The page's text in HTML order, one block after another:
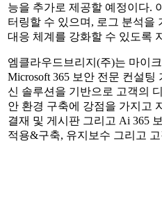
능을 추가로 제공할 예정이다.
터링할 수 있으며, 로그 분석을
대응 체계를 강화할 수 있도록
엠클라우드브리지(주)는 마이
Microsoft 365 보안 전문 컨설
신 솔루션을 기반으로 고객의
안 환경 구축에 강점을 가지고
결재 및 게시판 그리고 Ai 365
적용&구축, 유지보수 그리고